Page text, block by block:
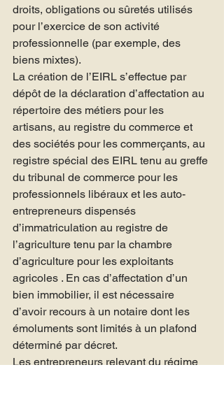
droits, obligations ou sûretés utilisés
pour l’exercice de son activité
professionnelle (par exemple, des
biens mixtes).
La création de l’EIRL s’effectue par
dépôt de la déclaration d’affectation au
répertoire des métiers pour les
artisans, au registre du commerce et
des sociétés pour les commerçants, au
registre spécial des EIRL tenu au greffe
du tribunal de commerce pour les
professionnels libéraux et les auto-
entrepreneurs dispensés
d’immatriculation au registre de
l’agriculture tenu par la chambre
d’agriculture pour les exploitants
agricoles . En cas d’affectation d’un
bien immobilier, il est nécessaire
d’avoir recours à un notaire dont les
émoluments sont limités à un plafond
déterminé par décret.
Les entrepreneurs relevant du régime